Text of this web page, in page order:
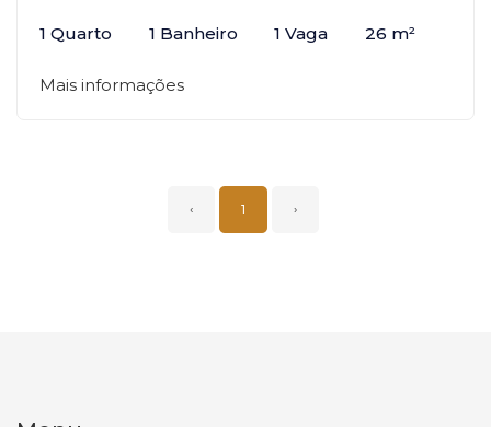
1 Quarto 1 Banheiro 1 Vaga 26 m²
Mais informações
‹ 1 ›